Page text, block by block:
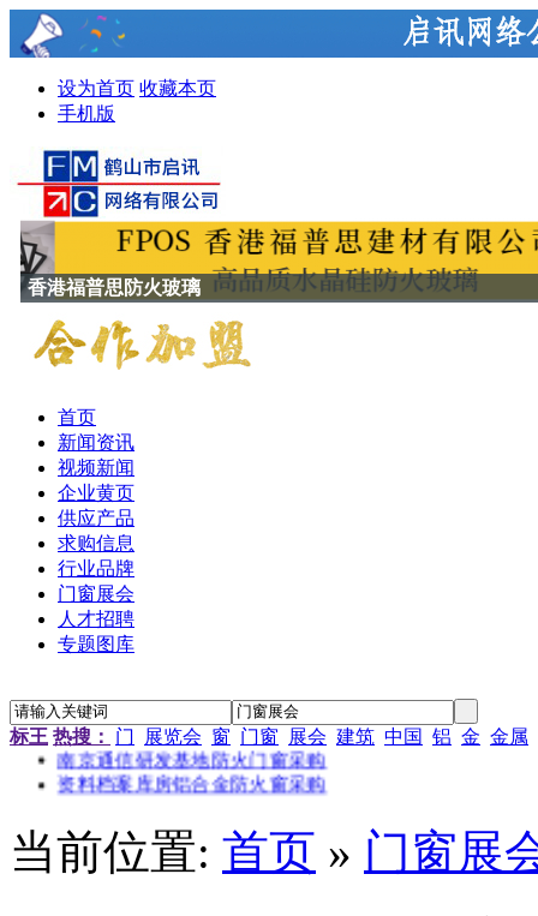
设为首页 收藏本页
手机版
黄金广告位招租
首页
新闻资讯
视频新闻
企业黄页
供应产品
求购信息
行业品牌
门窗展会
人才招聘
专题图库
标王 热搜： 门 展览会 窗 门窗 展会 建筑 中国 铝 金 金属
金江小区防火窗安装招标
南京通信研发基地防火门窗采购
资料档案库房铝合金防火窗采购
金江小区防火窗安装招标
当前位置: 首页 » 门窗展